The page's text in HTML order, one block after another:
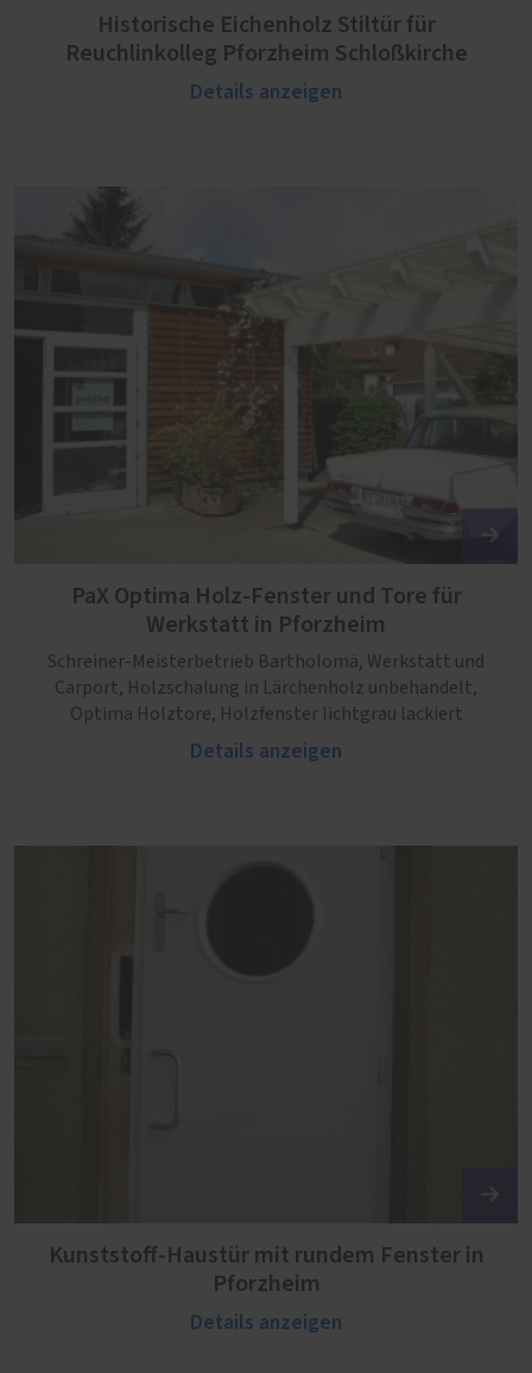
Historische Eichenholz Stiltür für
Reuchlinkolleg Pforzheim Schloßkirche
Details anzeigen
PaX Optima Holz-Fenster und Tore für
Werkstatt in Pforzheim
Schreiner-Meisterbetrieb Bartholomä, Werkstatt und
Carport, Holzschalung in Lärchenholz unbehandelt,
Optima Holztore, Holzfenster lichtgrau lackiert
Details anzeigen
Kunststoff-Haustür mit rundem Fenster in
Pforzheim
Details anzeigen